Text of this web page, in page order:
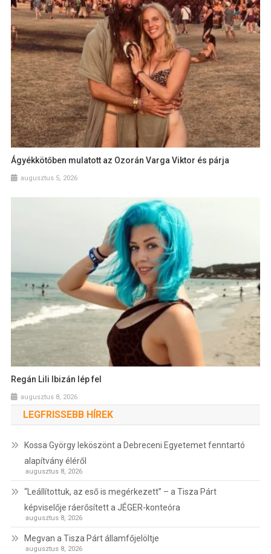
Ágyékkötőben mulatott az Ozorán Varga Viktor és párja
augusztus 5, 2026
Regán Lili Ibizán lép fel
augusztus 8, 2026
LEGFRISSEBB HÍREK
Kossa György leköszönt a Debreceni Egyetemet fenntartó
alapítvány éléről
augusztus 8, 2026
“Leállítottuk, az eső is megérkezett” – a Tisza Párt
képviselője ráerősített a JÉGER-konteóra
augusztus 8, 2026
Megvan a Tisza Párt államfőjelöltje
augusztus 8, 2026